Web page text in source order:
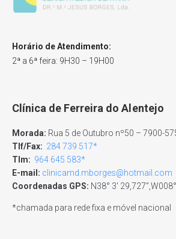
Horário de Atendimento:
2ª a 6ª feira: 9H30 – 19H00
Clínica de Ferreira do Alentejo
Morada: Rua 5 de Outubro nº50 – 7900-
Tlf/Fax: 284 739 517*
Tlm: 964 645 583*
E-mail: clinicamd.mborges@hotmail.com
Coordenadas GPS: N38° 3′
*chamada para rede fixa e móvel nacional